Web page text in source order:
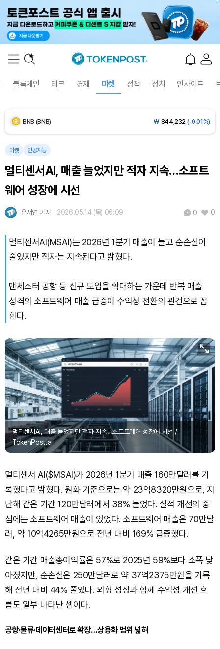
블록체인 테크 경제 마켓 정책 정치 인사이트
Dogecoin (DOGE) ₩99.72(+1.58%)
BNB (BNB) ₩ 844,232 (-0.01%)
USDC (USDC)
XRP (XRP) ₩1,478(-0.82%)
Solana (SOL)
Hyperliquid (HYPE) ₩80,745(+3.16%)
마켓 인공지능
멀티센서AI, 매출 늘었지만 적자 지속…소프트
웨어 성장에 시선
유서연 기자 2026.05.14 (목) 06:09 0 0
멀티센서AI(MSAI)는 2026년 1분기 매출이 늘고 순손실이
줄었지만 적자는 지속된다고 밝혔다.
맨체스터 공항 등 신규 도입을 확대하는 가운데 반복 매출
성격의 소프트웨어 매출 급증이 수익성 전환의 관건으로 꼽
힌다.
멀티센서AI, 매출 늘었지만 적자 지속…소프트웨어 성장에 시선 /
TokenPost.ai
멀티센서 AI($MSAI)가 2026년 1분기 매출 160만달러를 기
록했다고 밝혔다. 원화 기준으로는 약 23억8320만원으로, 지
난해 같은 기간 120만달러에서 38% 늘었다. 실적 개선의 중
심에는 소프트웨어 매출이 있었다. 소프트웨어 매출은 70만달
러, 약 10억4265만원으로 전년 대비 169% 급증했다.
같은 기간 매출총이익률은 57%로 2025년 59%보다 소폭 낮
아졌지만, 순손실은 250만달러로 약 37억2375만원을 기록
해 전년 대비 44% 줄었다. 외형 성장과 함께 수익성 개선 흐
름도 일부 나타난 셈이다.
공항·물류·데이터센터로 확장…상용화 범위 넓혀